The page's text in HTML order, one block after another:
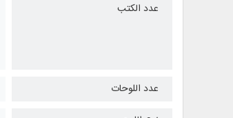
عدد الكتب
عدد اللوحات